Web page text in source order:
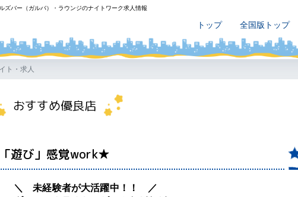
ズバー（ガルバ）・ラウンジのナイトワーク求人情報
トップ 全国版トップ
ト・求人
おすすめ優良店
遊び」感覚work★
＼ 未経験者が大活躍中！！ ／